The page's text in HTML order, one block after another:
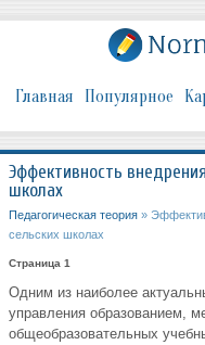
Главная Популярное
Эффективность
школах
Педагогическая теория »
сельских школах
Страница 1
Одним из наиболее
управления образованием,
общеобразовательных